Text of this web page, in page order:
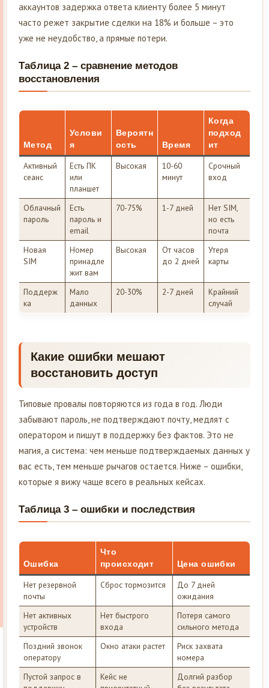
аккаунтов задержка ответа клиенту более 5 минут
часто режет закрытие сделки на 18% и больше – это
уже не неудобство, а прямые потери.
Таблица 2 – сравнение методов
восстановления
Метод
Услови
я
Вероятн
ость
Время
Когда
подход
ит
Активный
сеанс
Есть ПК
или
планшет
Высокая
10-60
минут
Срочный
вход
Облачный
пароль
Есть
пароль и
email
70-75% 1-7 дней
Нет SIM,
но есть
почта
Новая
SIM
Номер
принадле
жит вам
Высокая
От часов
до 2 дней
Утеря
карты
Поддерж
ка
Мало
данных
20-30% 2-7 дней
Крайний
случай
Какие ошибки мешают
восстановить доступ
Типовые провалы повторяются из года в год. Люди
забывают пароль, не подтверждают почту, медлят с
оператором и пишут в поддержку без фактов. Это не
магия, а система: чем меньше подтверждаемых данных у
вас есть, тем меньше рычагов остается. Ниже – ошибки,
которые я вижу чаще всего в реальных кейсах.
Таблица 3 – ошибки и последствия
Ошибка
Что
происходит
Цена ошибки
Нет резервной
почты
Сброс тормозится
До 7 дней
ожидания
Нет активных
устройств
Нет быстрого
входа
Потеря самого
сильного метода
Поздний звонок
оператору
Окно атаки растет
Риск захвата
номера
Пустой запрос в
Кейс не
Долгий разбор